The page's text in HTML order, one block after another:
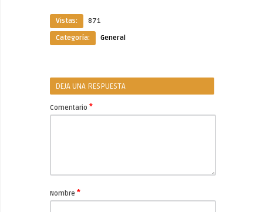
Vistas:
871
Categoría:
General
DEJA UNA RESPUESTA
Comentario *
Nombre *